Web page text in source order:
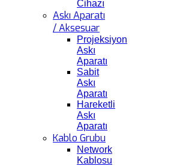
Cihazı
Askı Aparatı
/ Aksesuar
Projeksiyon
Askı
Aparatı
Sabit
Askı
Aparatı
Hareketli
Askı
Aparatı
Kablo Grubu
Network
Kablosu